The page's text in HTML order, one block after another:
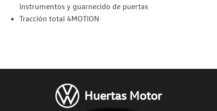
instrumentos y guarnecido de puertas
Tracción total 4MOTION
Huertas Motor